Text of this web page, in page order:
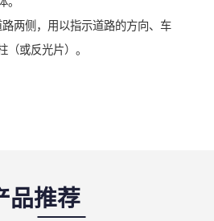
两侧，用以指示道路的方向、车
（或反光片）。
品推荐